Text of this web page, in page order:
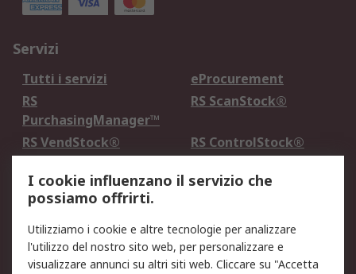
Servizi
Tutti i servizi
eProcurement
RS
PurchasingManager™
RS ScanStock®
RS VendStock®
RS ControlStock®
Legale
Informativa Cookie
Informativa Privacy -
Aggiornata
I cookie influenzano il servizio che
possiamo offrirti.
Utilizziamo i cookie e altre tecnologie per analizzare
l'utilizzo del nostro sito web, per personalizzare e
visualizzare annunci su altri siti web. Cliccare su "Accetta